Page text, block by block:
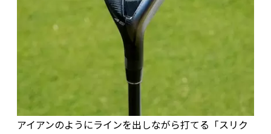
アイアンのようにラインを出しながら打てる「スリク